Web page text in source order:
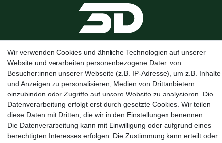
Kanalstraße 5, 95444 Bayreuth·0921 / 50753020·info@3dproject-
bayreuth.de
Wir verwenden Cookies und ähnliche Technologien auf unserer
Website und verarbeiten personenbezogene Daten von
Besucher:innen unserer Webseite (z.B. IP-Adresse), um z.B. Inhalte
und Anzeigen zu personalisieren, Medien von Drittanbietern
einzubinden oder Zugriffe auf unsere Website zu analysieren. Die
Datenverarbeitung erfolgt erst durch gesetzte Cookies. Wir teilen
diese Daten mit Dritten, die wir in den Einstellungen benennen.
Die Datenverarbeitung kann mit Einwilligung oder aufgrund eines
berechtigten Interesses erfolgen. Die Zustimmung kann erteilt oder